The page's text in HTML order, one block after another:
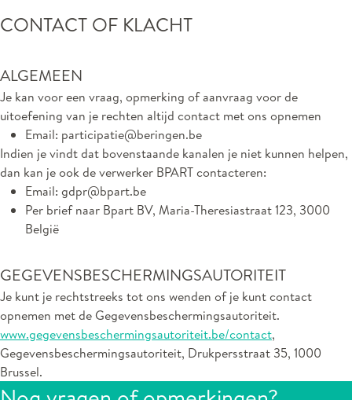
CONTACT OF KLACHT
ALGEMEEN
Je kan voor een vraag, opmerking of aanvraag voor de
uitoefening van je rechten altijd contact met ons opnemen
Email: participatie@beringen.be
Indien je vindt dat bovenstaande kanalen je niet kunnen helpen,
dan kan je ook de verwerker BPART contacteren:
Email: gdpr@bpart.be
Per brief naar Bpart BV, Maria-Theresiastraat 123, 3000
België
GEGEVENSBESCHERMINGSAUTORITEIT
Je kunt je rechtstreeks tot ons wenden of je kunt contact
opnemen met de Gegevensbeschermingsautoriteit.
www.gegevensbeschermingsautoriteit.be/contact,
Gegevensbeschermingsautoriteit, Drukpersstraat 35, 1000
Brussel.